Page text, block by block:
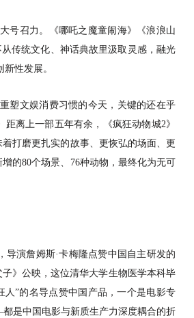
号召力。《哪吒之魔童闹海》《浪浪山
传统文化、神话典故里汲取灵感，融光
性发展。
塑文娱消费习惯的今天，关键的还在乎
距离上一部五年有余，《疯狂动物城2》
打磨更扎实的故事、更恢弘的场面、更
的80个场景、76种动物，最终化为无可
导演詹姆斯·卡梅隆点赞中国自主研发的
》公映，这位清华大学生物医学本科毕
”的名导点赞中国产品，一个是电影专
是中国电影与新质生产力深度耦合的折